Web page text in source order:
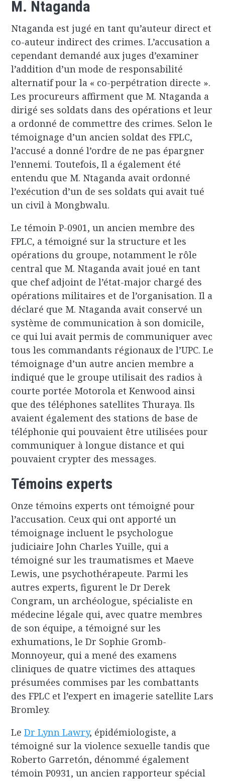
M. Ntaganda
Ntaganda est jugé en tant qu’auteur direct et
co-auteur indirect des crimes. L’accusation a
cependant demandé aux juges d’examiner
l’addition d’un mode de responsabilité
alternatif pour la « co-perpétration directe ».
Les procureurs affirment que M. Ntaganda a
dirigé ses soldats dans des opérations et leur
a ordonné de commettre des crimes. Selon le
témoignage d’un ancien soldat des FPLC,
l’accusé a donné l’ordre de ne pas épargner
l’ennemi. Toutefois, Il a également été
entendu que M. Ntaganda avait ordonné
l’exécution d’un de ses soldats qui avait tué
un civil à Mongbwalu.
Le témoin P-0901, un ancien membre des
FPLC, a témoigné sur la structure et les
opérations du groupe, notamment le rôle
central que M. Ntaganda avait joué en tant
que chef adjoint de l’état-major chargé des
opérations militaires et de l’organisation. Il a
déclaré que M. Ntaganda avait conservé un
système de communication à son domicile,
ce qui lui avait permis de communiquer avec
tous les commandants régionaux de l’UPC. Le
témoignage d’un autre ancien membre a
indiqué que le groupe utilisait des radios à
courte portée Motorola et Kenwood ainsi
que des téléphones satellites Thuraya. Ils
avaient également des stations de base de
téléphonie qui pouvaient être utilisées pour
communiquer à longue distance et qui
pouvaient crypter des messages.
Témoins experts
Onze témoins experts ont témoigné pour
l’accusation. Ceux qui ont apporté un
témoignage incluent le psychologue
judiciaire John Charles Yuille, qui a
témoigné sur les traumatismes et Maeve
Lewis, une psychothérapeute. Parmi les
autres experts, figurent le Dr Derek
Congram, un archéologue, spécialiste en
médecine légale qui, avec quatre membres
de son équipe, a témoigné sur les
exhumations, le Dr Sophie Gromb-
Monnoyeur, qui a mené des examens
cliniques de quatre victimes des attaques
présumées commises par les combattants
des FPLC et l’expert en imagerie satellite Lars
Bromley.
LeDr Lynn Lawry, épidémiologiste, a
témoigné sur la violence sexuelle tandis que
Roberto Garretón, dénommé également
témoin P0931, un ancien rapporteur spécial